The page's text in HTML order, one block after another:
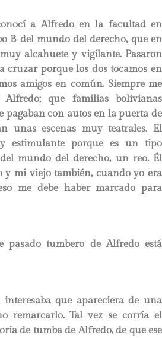
a Alfredo en la facultad en
B del mundo del derecho, que en
alcahuete y vigilante. Pasaron
cruzar porque los dos tocamos en
amigos en común. Siempre me
que familias bolivianas
pagaban con autos en la puerta de
unas escenas muy teatrales. El
estimulante porque es un tipo
mundo del derecho, un reo. Él
y mi viejo también, cuando yo era
me debe haber marcado para
pasado tumbero de Alfredo está
interesaba que apareciera de una
remarcarlo. Tal vez se corría el
de tumba de Alfredo, de que ese